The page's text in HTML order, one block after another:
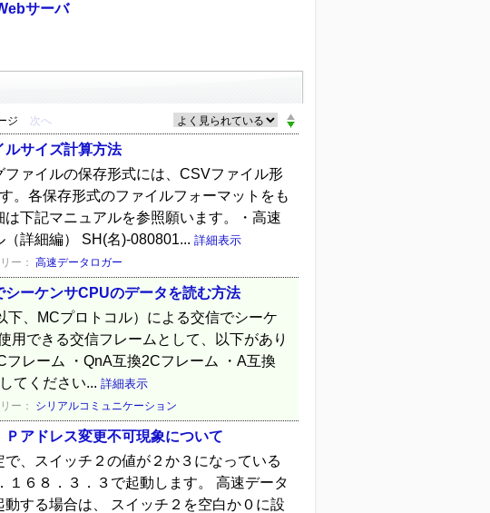
サーバ
ジ 次へ
ルサイズ計算方法
ァイルの保存形式には、CSVファイル形
。各保存形式のファイルフォーマットをも
下記マニュアルを参照願います。・高速
詳細編） SH(名)-080801... 詳細表示
ー： 高速データロガー
ーケンサCPUのデータを読む方法
、MCプロトコル）による交信でシーケ
用できる交信フレームとして、以下があり
レーム ・QnA互換2Cフレーム ・A互換
てください... 詳細表示
ー： シリアルコミュニケーション
アドレス変更不可現象について
、スイッチ２の値が２か３になっている
６８．３．３で起動します。 高速データ
する場合は、 スイッチ２を空白か０に設